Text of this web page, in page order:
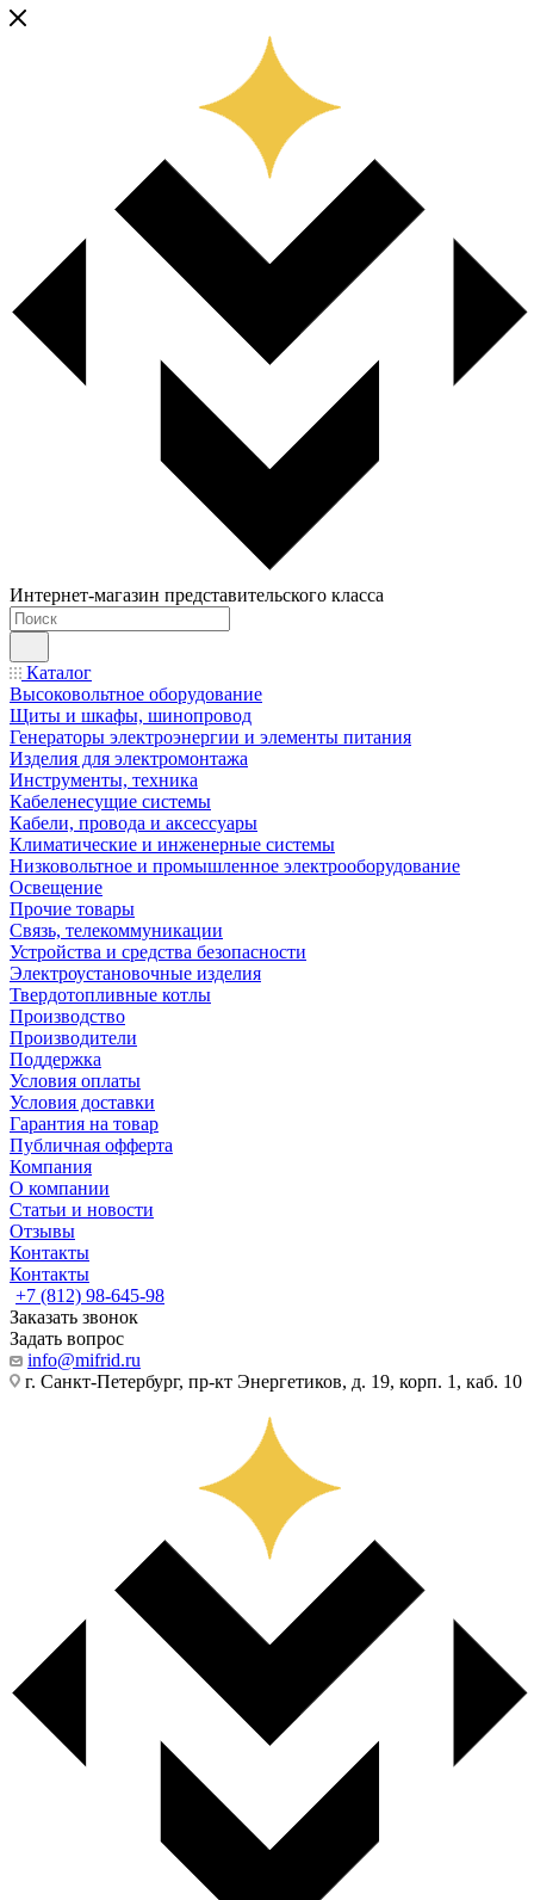
Интернет-магазин представительского класса
Каталог
Высоковольтное оборудование
Щиты и шкафы, шинопровод
Генераторы электроэнергии и элементы питания
Изделия для электромонтажа
Инструменты, техника
Кабеленесущие системы
Кабели, провода и аксессуары
Климатические и инженерные системы
Низковольтное и промышленное электрооборудование
Освещение
Прочие товары
Связь, телекоммуникации
Устройства и средства безопасности
Электроустановочные изделия
Твердотопливные котлы
Производство
Производители
Поддержка
Условия оплаты
Условия доставки
Гарантия на товар
Публичная офферта
Компания
О компании
Статьи и новости
Отзывы
Контакты
Контакты
+7 (812) 98-645-98
Заказать звонок
Задать вопрос
info@mifrid.ru
г. Санкт-Петербург, пр-кт Энергетиков, д. 19, корп. 1, каб. 10